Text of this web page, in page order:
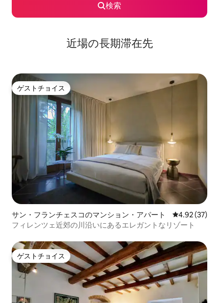
検索
近場の長期滞在先
ゲストチョイス
ゲストチョイス
サン・フランチェスコのマンション・アパート レビュー37
4.92 (37)
フィレンツェ近郊の川沿いにあるエレガントなリゾート
ゲストチョイス
ゲストチョイス